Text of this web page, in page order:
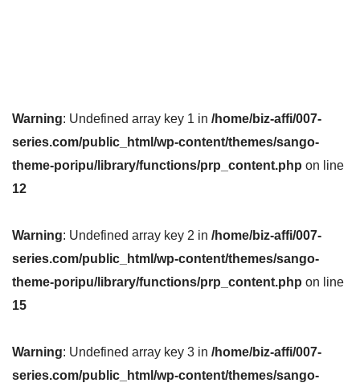
Warning: Undefined array key 1 in /home/biz-affi/007-
series.com/public_html/wp-content/themes/sango-
theme-poripu/library/functions/prp_content.php on line
12
Warning: Undefined array key 2 in /home/biz-affi/007-
series.com/public_html/wp-content/themes/sango-
theme-poripu/library/functions/prp_content.php on line
15
Warning: Undefined array key 3 in /home/biz-affi/007-
series.com/public_html/wp-content/themes/sango-